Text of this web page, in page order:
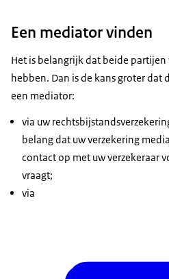
Een mediator vinden
Het is belangrijk dat beide
hebben. Dan is de kans groter dat
een mediator:
via uw
belang dat uw verzekering
contact op met uw verzekeraar
vraagt;
via